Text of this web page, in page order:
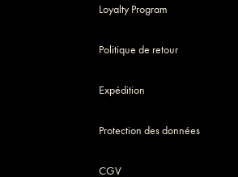
Loyalty Program
Politique de retour
Expédition
Protection des données
CGV